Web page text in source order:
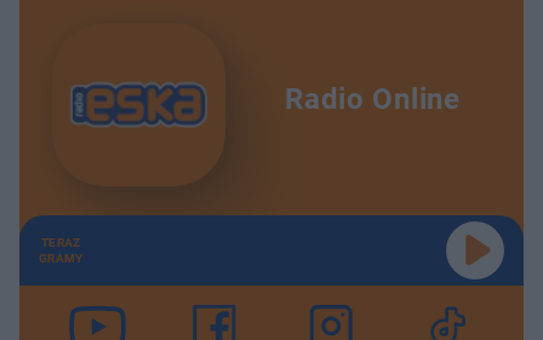
Radio Online
TERAZ
GRAMY